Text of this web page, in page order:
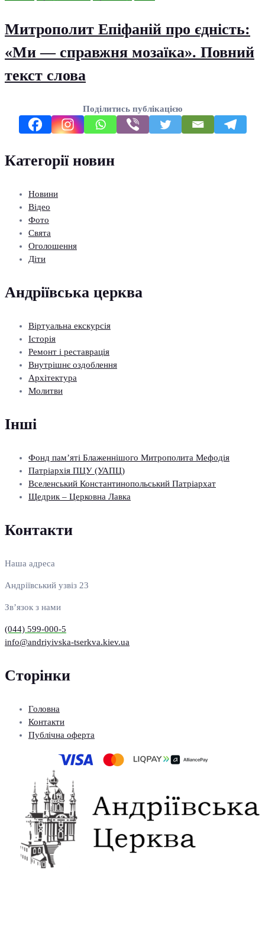
Митрополит Епіфаній про єдність:
«Ми — справжня мозаїка». Повний
текст слова
Поділитись публікацією
Категорії новин
Новини
Відео
Фото
Свята
Оголошення
Діти
Андріївська церква
Віртуальна екскурсія
Історія
Ремонт і реставрація
Внутрішнє оздоблення
Архітектура
Молитви
Інші
Фонд пам’яті Блаженнішого Митрополита Мефодія
Патріархія ПЦУ (УАПЦ)
Вселенський Константинопольський Патріархат
Щедрик – Церковна Лавка
Контакти
Наша адреса
Андріївський узвіз 23
Зв’язок з нами
(044) 599-000-5
info@andriyivska-tserkva.kiev.ua
Сторінки
Головна
Контакти
Публічна оферта